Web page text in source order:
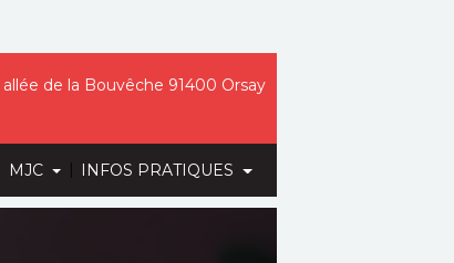
MJC | INFOS PRATIQUES
allée de la Bouvêche 91400 Orsay